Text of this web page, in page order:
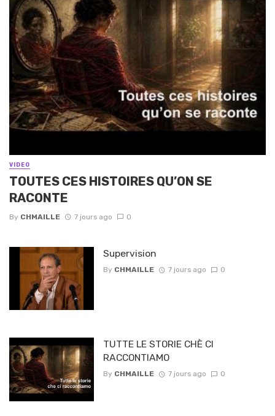
VIDEO
TOUTES CES HISTOIRES QU’ON SE
RACONTE
By CHMAILLE 7 jours ago 0
Supervision
By CHMAILLE 7 jours ago 0
TUTTE LE STORIE CHÈ CI
RACCONTIAMO
By CHMAILLE 7 jours ago 0